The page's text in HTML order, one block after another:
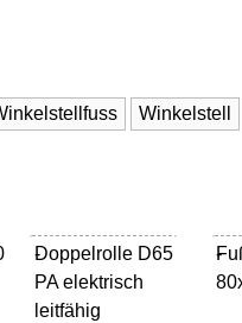
Winkelstell
Doppelrolle D65
PA elektrisch
leitfähig
- -